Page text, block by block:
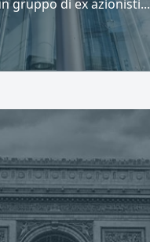
gruppo di ex azionisti...